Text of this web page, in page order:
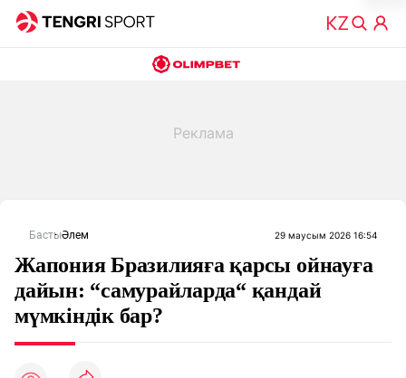
БастыӘлем 29 маусым 2026 16:54
Жапония Бразилияға қарсы ойнауға
дайын: “самурайларда“ қандай
мүмкіндік бар?